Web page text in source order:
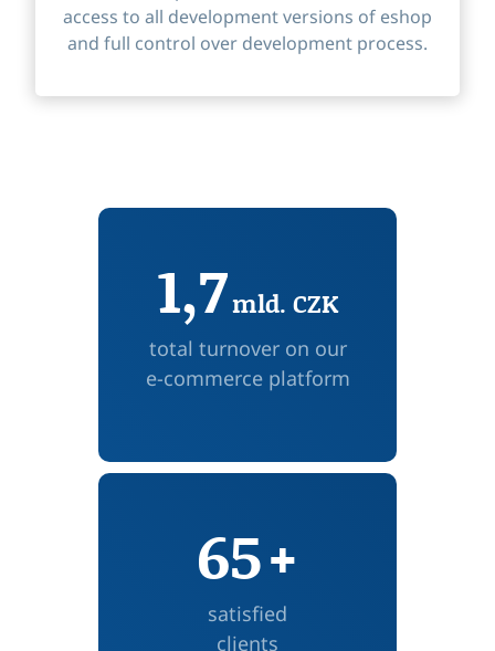
access to all development versions of eshop
and full control over development process.
1,7mld. CZK
total turnover on our
e-commerce platform
65+
satisfied
clients